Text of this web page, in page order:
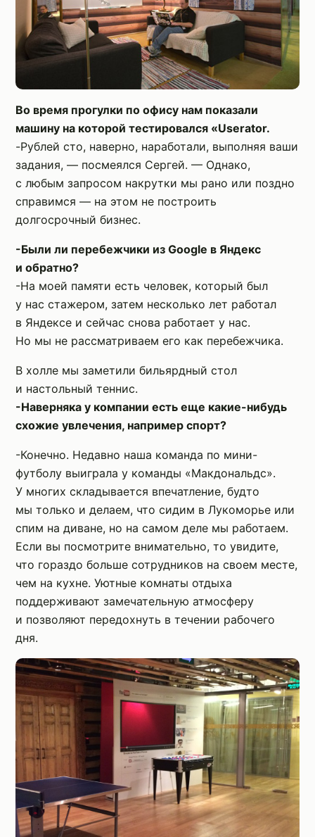
Во время прогулки по офису нам показали
машину на которой тестировался «Userator.
-Рублей сто, наверно, наработали, выполняя ваши
задания, — посмеялся Сергей. — Однако,
с любым запросом накрутки мы рано или поздно
справимся — на этом не построить
долгосрочный бизнес.
-Были ли перебежчики из Google в Яндекс
и обратно?
-На моей памяти есть человек, который был
у нас стажером, затем несколько лет работал
в Яндексе и сейчас снова работает у нас.
Но мы не рассматриваем его как перебежчика.
В холле мы заметили бильярдный стол
и настольный теннис.
-Наверняка у компании есть еще какие-нибудь
схожие увлечения, например спорт?
-Конечно. Недавно наша команда по мини-
футболу выиграла у команды «Макдональдс».
У многих складывается впечатление, будто
мы только и делаем, что сидим в Лукоморье или
спим на диване, но на самом деле мы работаем.
Если вы посмотрите внимательно, то увидите,
что гораздо больше сотрудников на своем месте,
чем на кухне. Уютные комнаты отдыха
поддерживают замечательную атмосферу
и позволяют передохнуть в течении рабочего
дня.